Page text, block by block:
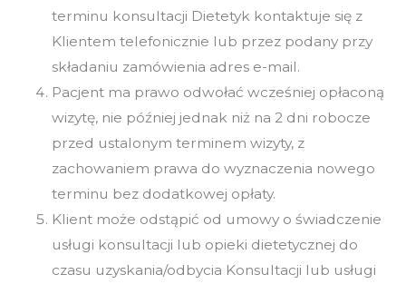
terminu konsultacji Dietetyk kontaktuje się z
Klientem telefonicznie lub przez podany przy
składaniu zamówienia adres e-mail.
Pacjent ma prawo odwołać wcześniej opłaconą
wizytę, nie później jednak niż na 2 dni robocze
przed ustalonym terminem wizyty, z
zachowaniem prawa do wyznaczenia nowego
terminu bez dodatkowej opłaty.
Klient może odstąpić od umowy o świadczenie
usługi konsultacji lub opieki dietetycznej do
czasu uzyskania/odbycia Konsultacji lub usługi